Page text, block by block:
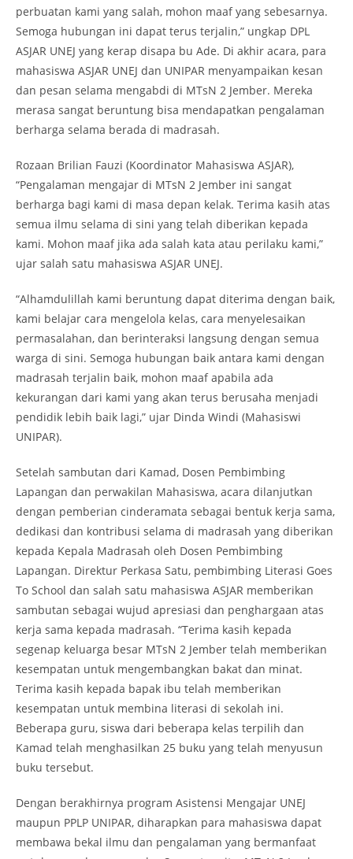
perbuatan kami yang salah, mohon maaf yang sebesarnya.
Semoga hubungan ini dapat terus terjalin,” ungkap DPL
ASJAR UNEJ yang kerap disapa bu Ade. Di akhir acara, para
mahasiswa ASJAR UNEJ dan UNIPAR menyampaikan kesan
dan pesan selama mengabdi di MTsN 2 Jember. Mereka
merasa sangat beruntung bisa mendapatkan pengalaman
berharga selama berada di madrasah.
Rozaan Brilian Fauzi (Koordinator Mahasiswa ASJAR),
“Pengalaman mengajar di MTsN 2 Jember ini sangat
berharga bagi kami di masa depan kelak. Terima kasih atas
semua ilmu selama di sini yang telah diberikan kepada
kami. Mohon maaf jika ada salah kata atau perilaku kami,”
ujar salah satu mahasiswa ASJAR UNEJ.
“Alhamdulillah kami beruntung dapat diterima dengan baik,
kami belajar cara mengelola kelas, cara menyelesaikan
permasalahan, dan berinteraksi langsung dengan semua
warga di sini. Semoga hubungan baik antara kami dengan
madrasah terjalin baik, mohon maaf apabila ada
kekurangan dari kami yang akan terus berusaha menjadi
pendidik lebih baik lagi,” ujar Dinda Windi (Mahasiswi
UNIPAR).
Setelah sambutan dari Kamad, Dosen Pembimbing
Lapangan dan perwakilan Mahasiswa, acara dilanjutkan
dengan pemberian cinderamata sebagai bentuk kerja sama,
dedikasi dan kontribusi selama di madrasah yang diberikan
kepada Kepala Madrasah oleh Dosen Pembimbing
Lapangan. Direktur Perkasa Satu, pembimbing Literasi Goes
To School dan salah satu mahasiswa ASJAR memberikan
sambutan sebagai wujud apresiasi dan penghargaan atas
kerja sama kepada madrasah. “Terima kasih kepada
segenap keluarga besar MTsN 2 Jember telah memberikan
kesempatan untuk mengembangkan bakat dan minat.
Terima kasih kepada bapak ibu telah memberikan
kesempatan untuk membina literasi di sekolah ini.
Beberapa guru, siswa dari beberapa kelas terpilih dan
Kamad telah menghasilkan 25 buku yang telah menyusun
buku tersebut.
Dengan berakhirnya program Asistensi Mengajar UNEJ
maupun PPLP UNIPAR, diharapkan para mahasiswa dapat
membawa bekal ilmu dan pengalaman yang bermanfaat